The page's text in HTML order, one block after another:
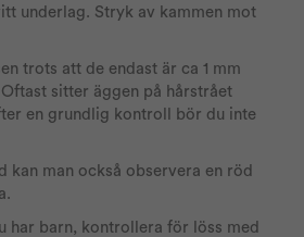
underlag. Stryk av kammen mot
trots att de endast är ca 1 mm
sitter äggen på hårstrået
en grundlig kontroll bör du inte
kan man också observera en röd
har barn, kontrollera för löss med